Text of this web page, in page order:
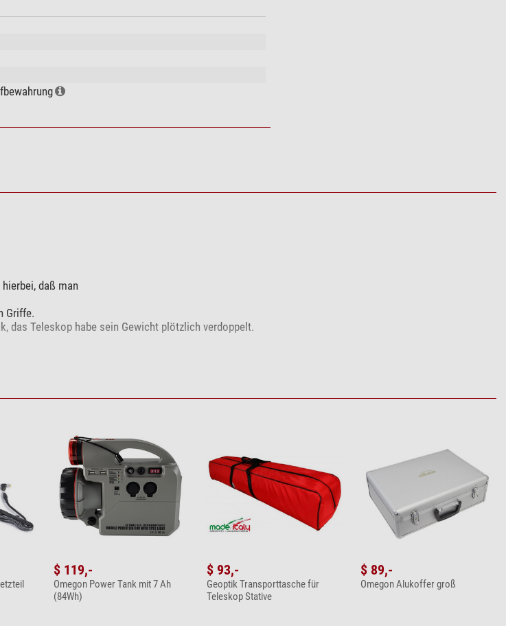
daß man
Griffe.
das Teleskop habe sein Gewicht plötzlich verdoppelt.
sich hierzu an unseren Kundenservice!
$ 119,-
Omegon Power Tank mit 7 Ah
(84Wh)
$ 93,-
Geoptik Transporttasche für
Teleskop Stative
$ 89,-
Omegon Alukoffer groß